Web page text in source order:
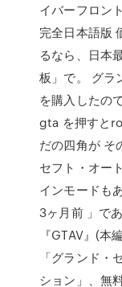
イバーフロン
完全日本語版
るなら、日本
板」で。 グラ
を購入したの
gta を押すと
だの四角が そ
セフト・オー
インモードも
3ヶ月前 」で
『GTAV』(
「グランド・
ション」、無